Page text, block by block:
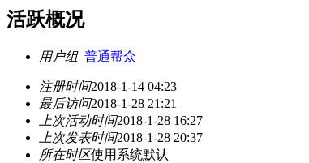
活跃概况
用户组 普通帮众
注册时间2018-1-14 04:23
最后访问2018-1-28 21:21
上次活动时间2018-1-28 16:27
上次发表时间2018-1-28 20:37
所在时区使用系统默认